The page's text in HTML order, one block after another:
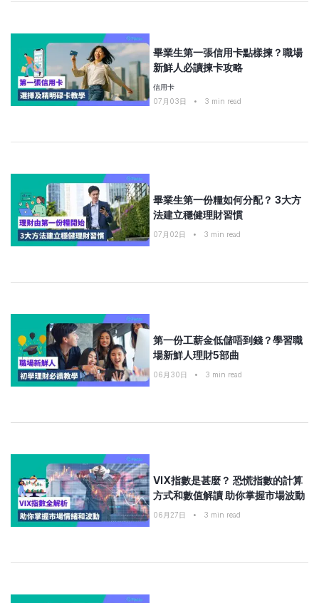
畢業生第一張信用卡點樣揀？職場
新鮮人必讀揀卡攻略
信用卡
07月03日
• 3 min read
畢業生第一份糧如何分配？ 3大方
法建立穩健理財習慣
07月02日 • 3 min read
第一份工薪金低儲唔到錢？學習職
場新鮮人理財5部曲
06月30日 • 3 min read
VIX指數是甚麼？ 恐慌指數的計算
方式和數值解讀 助你掌握市場波動
06月27日 • 3 min read